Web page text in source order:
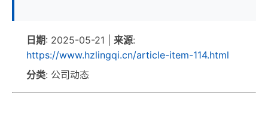
日期: 2025-05-21 | 来源:
https://www.hzlingqi.cn/article-item-114.html
分类: 公司动态